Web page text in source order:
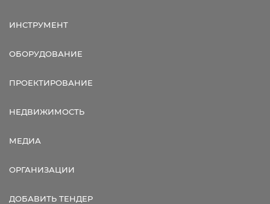
ИНСТРУМЕНТ
ОБОРУДОВАНИЕ
ПРОЕКТИРОВАНИЕ
НЕДВИЖИМОСТЬ
МЕДИА
ОРГАНИЗАЦИИ
ДОБАВИТЬ ТЕНДЕР